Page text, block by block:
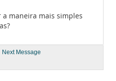
maneira mais simples
Next Message